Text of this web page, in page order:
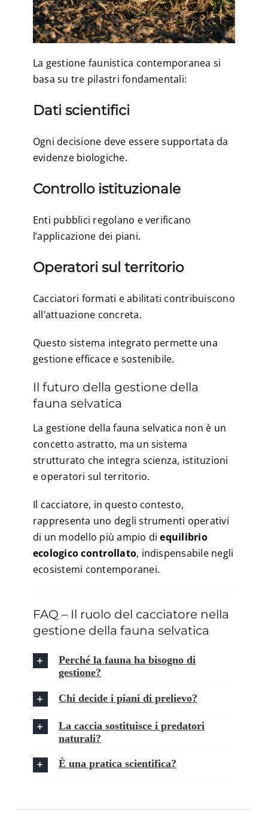
La gestione faunistica contemporanea si
basa su tre pilastri fondamentali:
Dati scientifici
Ogni decisione deve essere supportata da
evidenze biologiche.
Controllo istituzionale
Enti pubblici regolano e verificano
l’applicazione dei piani.
Operatori sul territorio
Cacciatori formati e abilitati contribuiscono
all’attuazione concreta.
Questo sistema integrato permette una
gestione efficace e sostenibile.
Il futuro della gestione della
fauna selvatica
La gestione della fauna selvatica non è un
concetto astratto, ma un sistema
strutturato che integra scienza, istituzioni
e operatori sul territorio.
Il cacciatore, in questo contesto,
rappresenta uno degli strumenti operativi
di un modello più ampio diequilibrio
ecologico controllato, indispensabile negli
ecosistemi contemporanei.
FAQ – Il ruolo del cacciatore nella
gestione della fauna selvatica
Perché la fauna ha bisogno di
gestione?
Chi decide i piani di prelievo?
La caccia sostituisce i predatori
naturali?
È una pratica scientifica?